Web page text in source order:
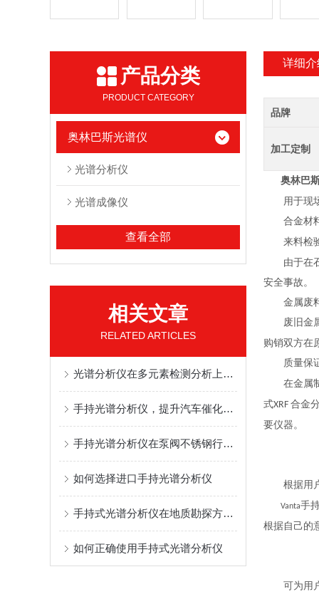
产品分类
PRODUCT CATEGORY
奥林巴斯光谱仪
光谱分析仪
光谱成像仪
查看全部
相关文章
RELATED ARTICLES
光谱分析仪在多元素检测分析上的高效应用
手持光谱分析仪，提升汽车催化剂回收率
手持光谱分析仪在泵阀不锈钢行业的检测应用
如何选择进口手持光谱分析仪
手持式光谱分析仪在地质勘探方面的应用
如何正确使用手持式光谱分析仪
详细介
品牌
加工定制
奥林巴
用于现场
合金材
来料检
由于在石
安全事故。
金属废
废旧金属
购销双方在
质量保证
在金属制
式XRF 合金
要仪器。
根据用
Vanta手
根据自己的
可为用户